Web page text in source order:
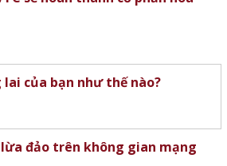
của bạn như thế nào?
đảo trên không gian mạng